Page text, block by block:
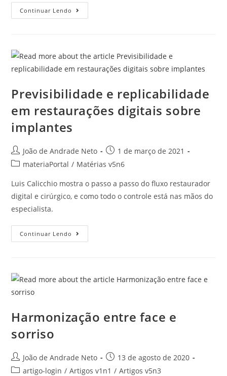
Continuar Lendo
Previsibilidade e replicabilidade
em restaurações digitais sobre
implantes
João de Andrade Neto
1 de março de 2021
materiaPortal / Matérias v5n6
Luis Calicchio mostra o passo a passo do fluxo restaurador
digital e cirúrgico, e como todo o controle está nas mãos do
especialista.
Continuar Lendo
Harmonização entre face e
sorriso
João de Andrade Neto
13 de agosto de 2020
artigo-login / Artigos v1n1 / Artigos v5n3